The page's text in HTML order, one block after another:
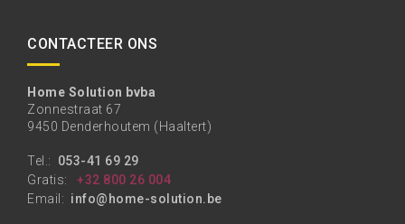
CONTACTEER ONS
Home Solution bvba
Zonnestraat 67
9450 Denderhoutem (Haaltert)
Tel.: 053-41 69 29
Gratis:
+32 800 26 004
Email: info@home-solution.be